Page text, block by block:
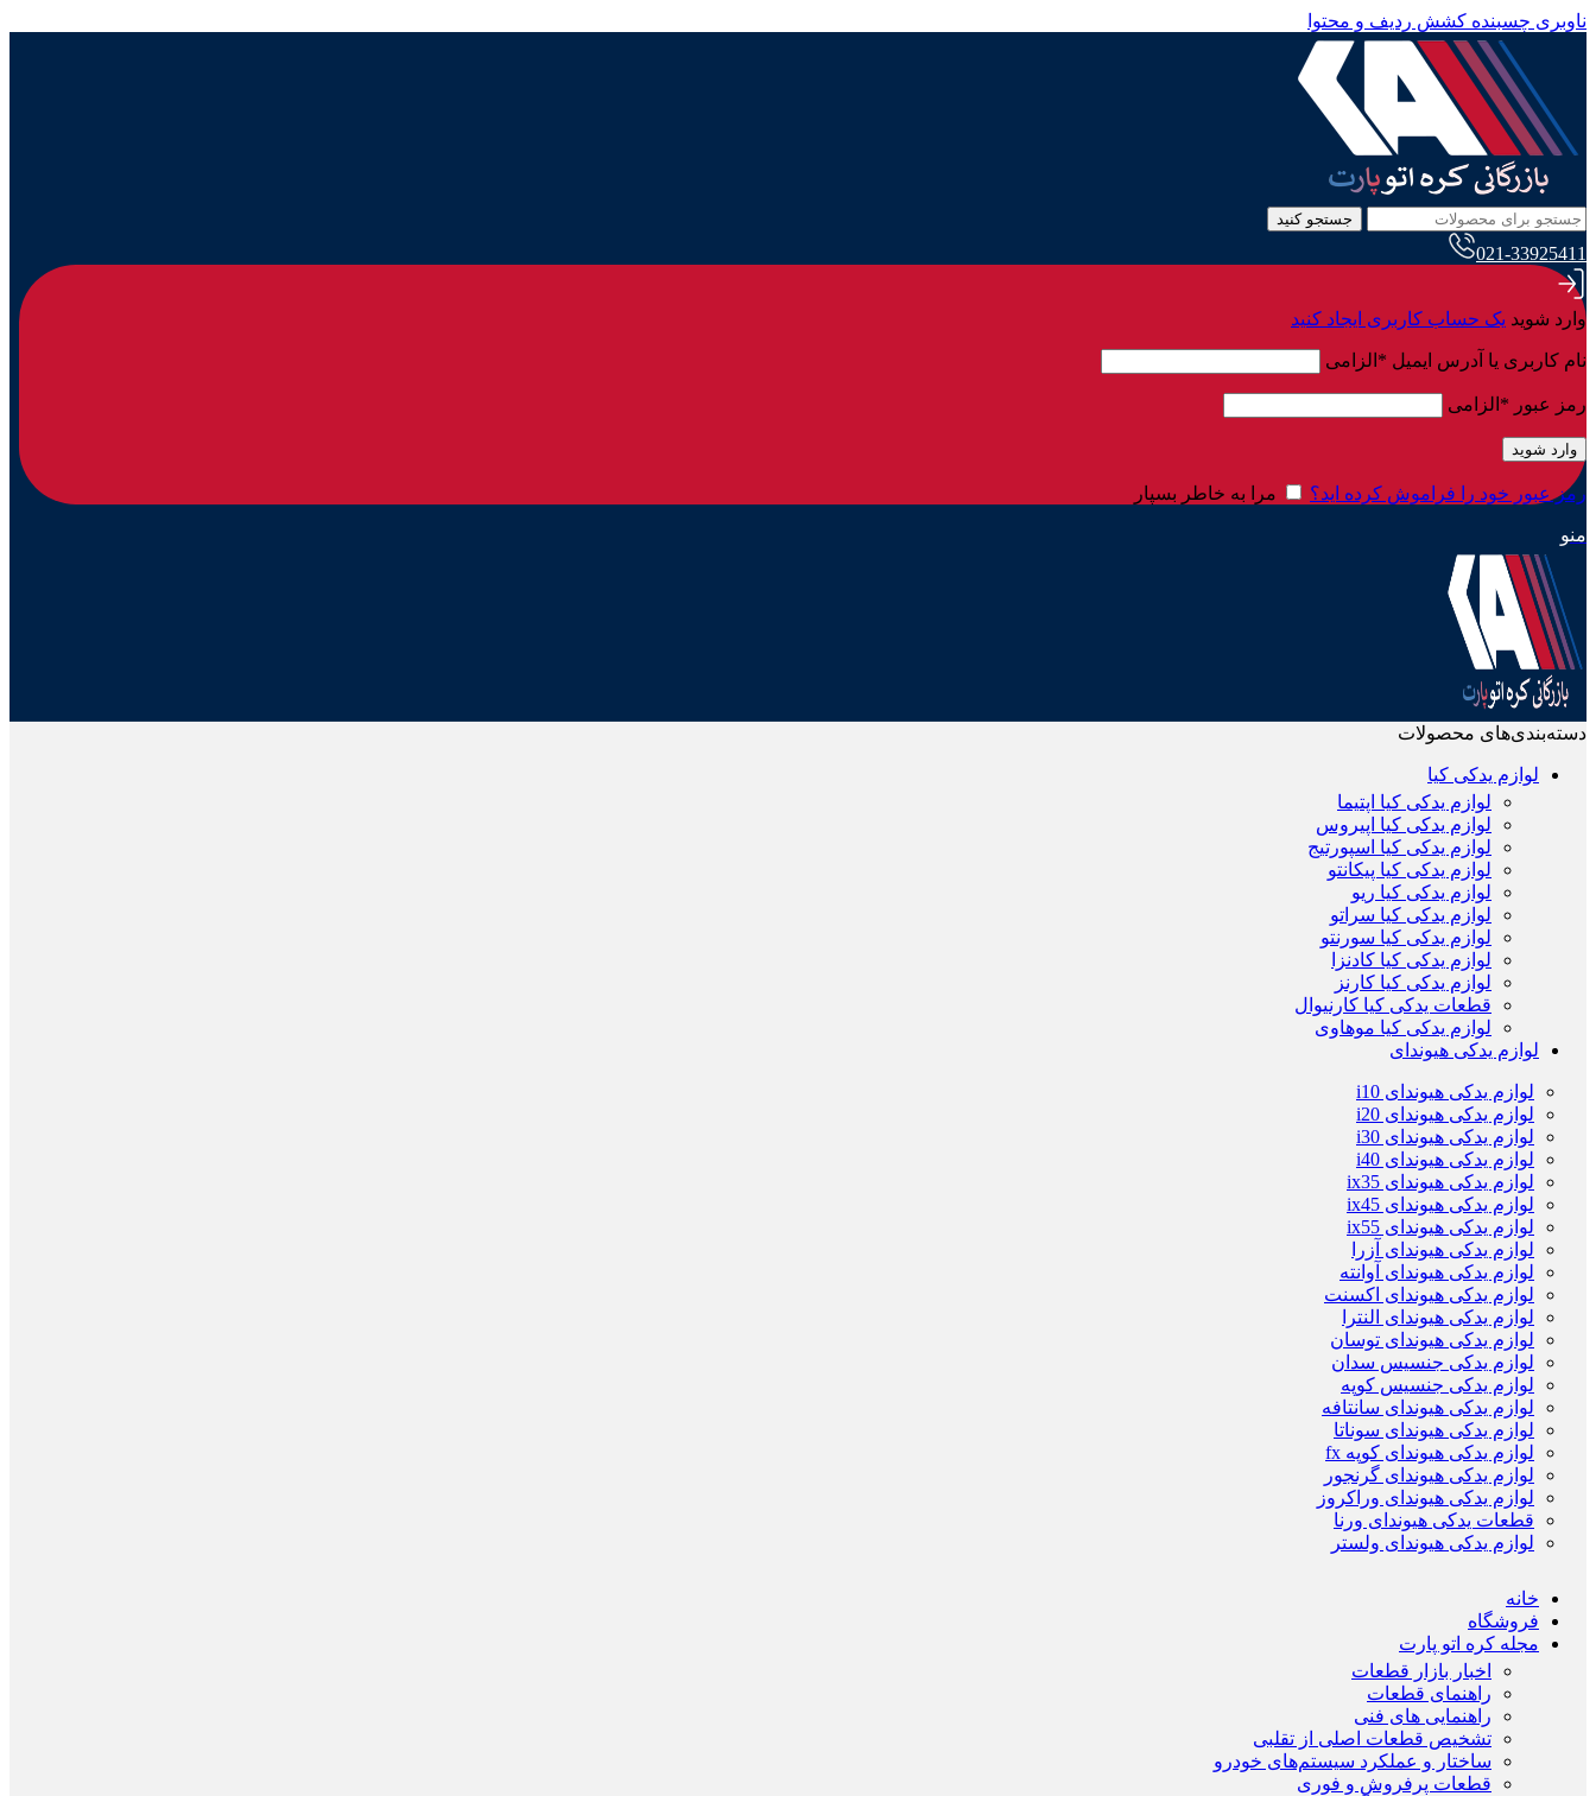
ناوبری چسبنده کشش ردیف و محتوا
جستجو کنید
021-33925411
وارد شوید یک حساب کاربری ایجاد کنید
نام کاربری یا آدرس ایمیل * الزامی
رمز عبور * الزامی
وارد شوید
رمز عبور خود را فراموش کرده اید؟ مرا به خاطر بسپار
منو
دسته‌بندی‌های محصولات
لوازم یدکی کیا
لوازم یدکی کیا اپتیما
لوازم یدکی کیا اپیروس
لوازم یدکی کیا اسپورتیج
لوازم یدکی کیا پیکانتو
لوازم یدکی کیا ریو
لوازم یدکی کیا سراتو
لوازم یدکی کیا سورنتو
لوازم یدکی کیا کادنزا
لوازم یدکی کیا کارنز
قطعات یدکی کیا کارنیوال
لوازم یدکی کیا موهاوی
لوازم یدکی هیوندای
لوازم یدکی هیوندای i10
لوازم یدکی هیوندای i20
لوازم یدکی هیوندای i30
لوازم یدکی هیوندای i40
لوازم یدکی هیوندای ix35
لوازم یدکی هیوندای ix45
لوازم یدکی هیوندای ix55
لوازم یدکی هیوندای آزرا
لوازم یدکی هیوندای آوانته
لوازم یدکی هیوندای اکسنت
لوازم یدکی هیوندای النترا
لوازم یدکی هیوندای توسان
لوازم یدکی جنسیس سدان
لوازم یدکی جنسیس کوپه
لوازم یدکی هیوندای سانتافه
لوازم یدکی هیوندای سوناتا
لوازم یدکی هیوندای کوپه fx
لوازم یدکی هیوندای گرنجور
لوازم یدکی هیوندای وراکروز
قطعات یدکی هیوندای ورنا
لوازم یدکی هیوندای ولستر
خانه
فروشگاه
مجله کره اتو پارت
اخبار بازار قطعات
راهنمای قطعات
راهنمایی های فنی
تشخیص قطعات اصلی از تقلبی
ساختار و عملکرد سیستم‌های خودرو
قطعات پرفروش و فوری